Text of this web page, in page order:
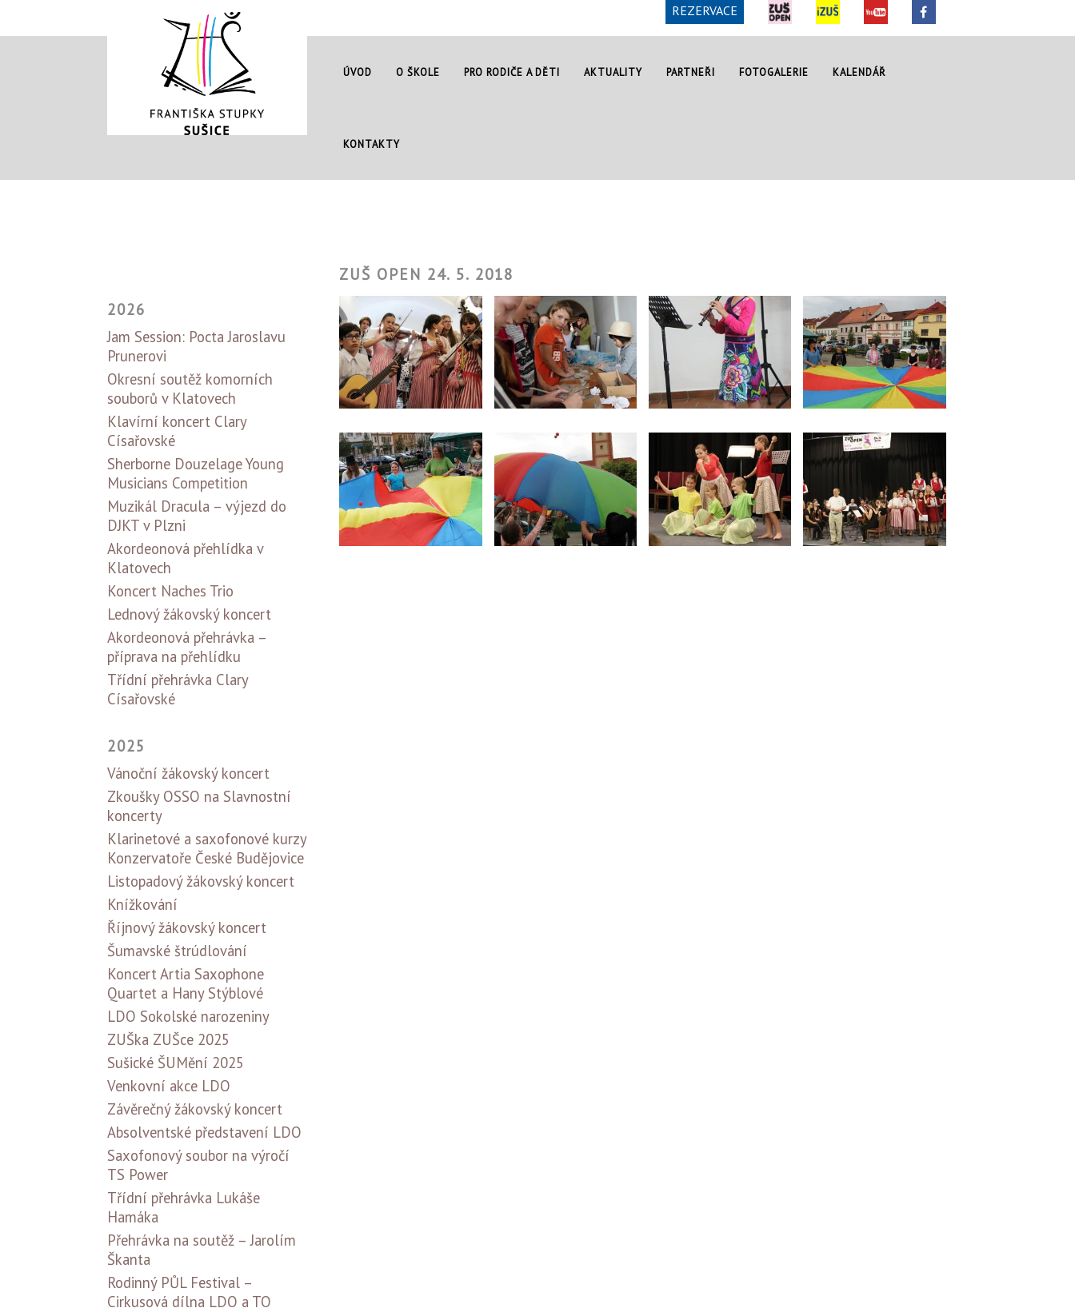
REZERVACE
ÚVOD O ŠKOLE PRO RODIČE A DĚTI AKTUALITY PARTNEŘI FOTOGALERIE KALENDÁŘ
KONTAKTY
ZUŠ OPEN 24. 5. 2018
2026
Jam Session: Pocta Jaroslavu
Prunerovi
Okresní soutěž komorních
souborů v Klatovech
Klavírní koncert Clary
Císařovské
Sherborne Douzelage Young
Musicians Competition
Muzikál Dracula – výjezd do
DJKT v Plzni
Akordeonová přehlídka v
Klatovech
Koncert Naches Trio
Lednový žákovský koncert
Akordeonová přehrávka –
příprava na přehlídku
Třídní přehrávka Clary
Císařovské
2025
Vánoční žákovský koncert
Zkoušky OSSO na Slavnostní
koncerty
Klarinetové a saxofonové kurzy
Konzervatoře České Budějovice
Listopadový žákovský koncert
Knížkování
Říjnový žákovský koncert
Šumavské štrúdlování
Koncert Artia Saxophone
Quartet a Hany Stýblové
LDO Sokolské narozeniny
ZUŠka ZUŠce 2025
Sušické ŠUMění 2025
Venkovní akce LDO
Závěrečný žákovský koncert
Absolventské představení LDO
Saxofonový soubor na výročí
TS Power
Třídní přehrávka Lukáše
Hamáka
Přehrávka na soutěž – Jarolím
Škanta
Rodinný PŮL Festival –
Cirkusová dílna LDO a TO